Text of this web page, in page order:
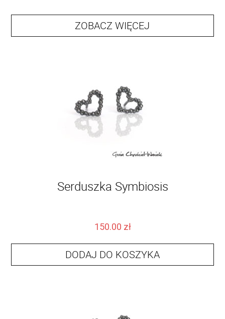
ZOBACZ WIĘCEJ
Serduszka Symbiosis
150.00 zł
DODAJ DO KOSZYKA